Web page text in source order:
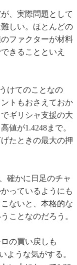
、実際問題として
しい。ほとんどの
ファクターが材料
きることといえ
けてのことなの
トもおさえておか
ギリシャ支援の大
値が1.4248まで。
たときの最大の押
確かに日足のチャ
っているようにも
ないと、本格的な
ことなのだろう。
の買い戻しも
ような気がする。